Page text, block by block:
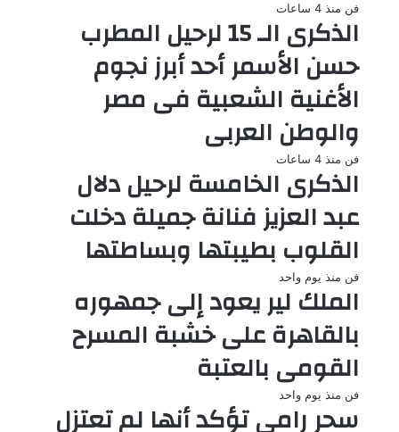
فن منذ 4 ساعات
الذكرى الـ 15 لرحيل المطرب
حسن الأسمر أحد أبرز نجوم
الأغنية الشعبية فى مصر
والوطن العربى
فن منذ 4 ساعات
الذكرى الخامسة لرحيل دلال
عبد العزيز فنانة جميلة دخلت
القلوب بطيبتها وبساطتها
فن منذ يوم واحد
الملك لير يعود إلى جمهوره
بالقاهرة على خشبة المسرح
القومى بالعتبة
فن منذ يوم واحد
سحر رامى تؤكد أنها لم تعتزل